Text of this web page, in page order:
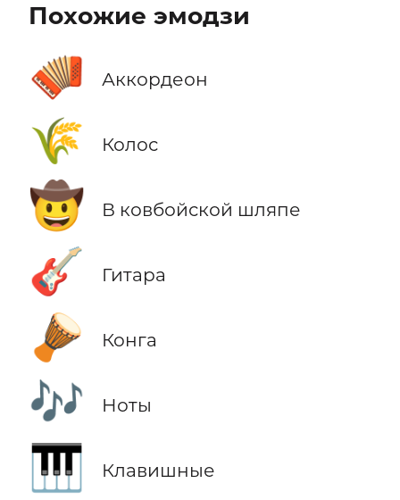
Похожие эмодзи
🪗 Аккордеон
🌾 Колос
🤠 В ковбойской шляпе
🎸 Гитара
🪘 Конга
🎶 Ноты
🎹 Клавишные